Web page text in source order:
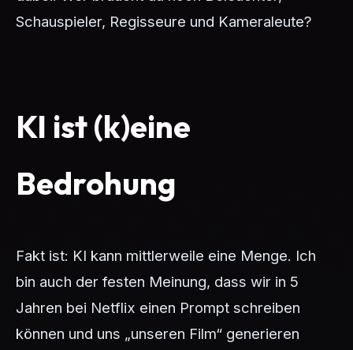
Schauspieler, Regisseure und Kameraleute?
KI ist (k)eine
Bedrohung
Fakt ist: KI kann mittlerweile eine Menge. Ich
bin auch der festen Meinung, dass wir in 5
Jahren bei Netflix einen Prompt schreiben
können und uns „unseren Film“ generieren